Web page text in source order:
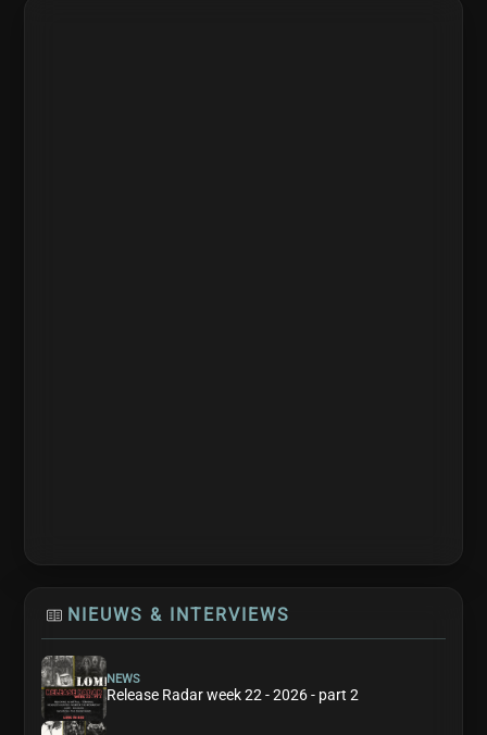
NIEUWS & INTERVIEWS
NEWS
Release Radar week 22 - 2026 - part 2